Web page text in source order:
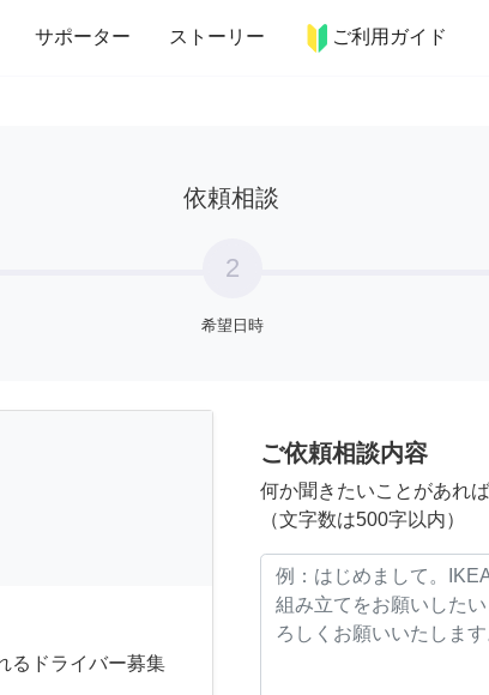
サポーター ストーリー ご利用ガイド
ンテリア 趣味・習い事 ペット 料理
依頼相談
2
希望日時
るドライバー募集
ご依頼相談内容
何か聞きたいことがあれ
（文字数は500字以内）